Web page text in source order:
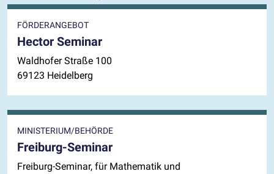
FÖRDERANGEBOT
Hector Seminar
Waldhofer Straße 100
69123 Heidelberg
MINISTERIUM/BEHÖRDE
Freiburg-Seminar
Freiburg-Seminar, für Mathematik und